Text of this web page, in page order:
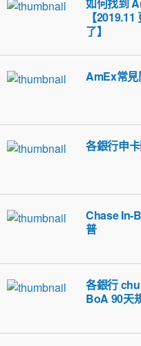
【
了】
AmEx常見
各銀行申
Chase In-
普
各銀行
BoA 90天